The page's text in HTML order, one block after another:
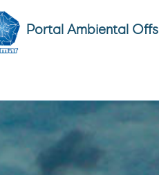
Portal Ambiental